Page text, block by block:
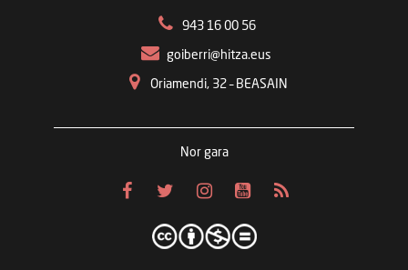
943 16 00 56
goiberri@hitza.eus
Oriamendi, 32 – BEASAIN
Nor gara